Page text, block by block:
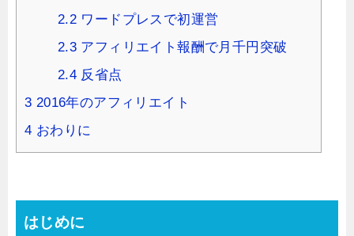
2.2 ワードプレスで初運営
2.3 アフィリエイト報酬で月千円突破
2.4 反省点
3 2016年のアフィリエイト
4 おわりに
はじめに